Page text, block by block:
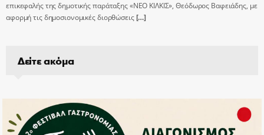
επικεφαλής της δημοτικής παράταξης «ΝΕΟ ΚΙΛΚΙΣ», Θεόδωρος Βαφειάδης, με
αφορμή τις δημοσιονομικές διορθώσεις[…]
Δείτε ακόμα